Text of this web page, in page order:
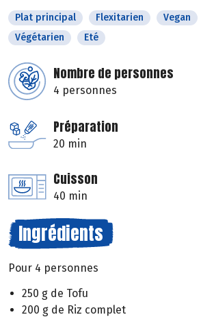
Plat principal Flexitarien Vegan
Végétarien
Eté
Nombre de personnes
4 personnes
Préparation
20 min
Cuisson
40 min
Ingrédients
Pour 4 personnes
250 g de Tofu
200 g de Riz complet